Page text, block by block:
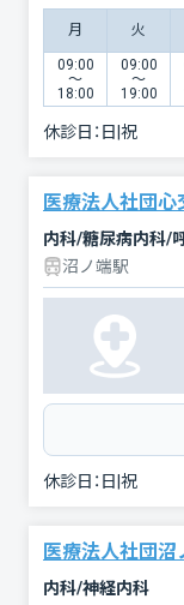
月 火
09:00
〜
18:00
09:00
〜
19:00
休診日： 日|祝
医療法人社団心
内科/糖尿病内科/
沼ノ端駅
休診日： 日|祝
医療法人社団沼
内科/神経内科